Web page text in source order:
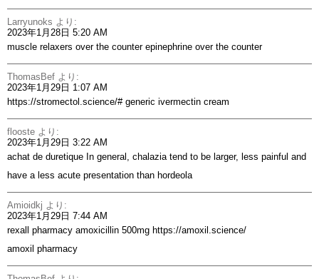
Larryunoks より:
2023年1月28日 5:20 AM
muscle relaxers over the counterepinephrine over the counter
ThomasBef より:
2023年1月29日 1:07 AM
https://stromectol.science/#generic ivermectin cream
flooste より:
2023年1月29日 3:22 AM
achat de duretique In general, chalazia tend to be larger, less painful and
have a less acute presentation than hordeola
Amioidkj より:
2023年1月29日 7:44 AM
rexall pharmacy amoxicillin 500mg https://amoxil.science/
amoxil pharmacy